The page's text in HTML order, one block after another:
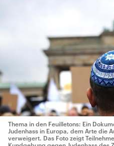
Thema in den Feuilletons: Ein
Judenhass in Europa, dem Arte die
verweigert. Das Foto zeigt